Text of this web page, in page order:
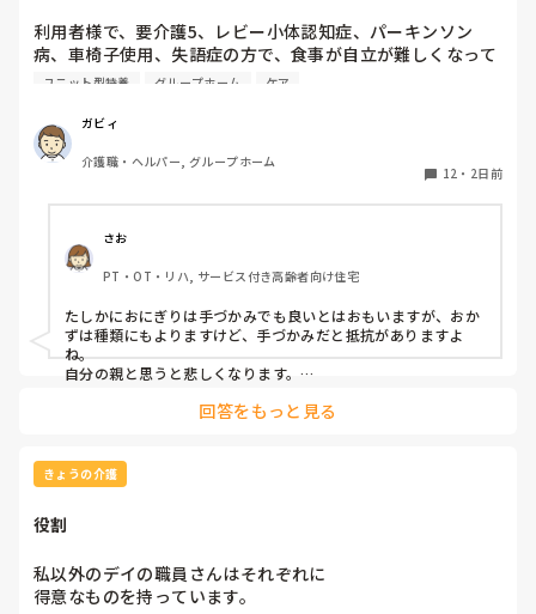
利用者様で、要介護5、レビー小体認知症、パーキンソン
病、車椅子使用、失語症の方で、食事が自立が難しくなって
来ました。ご飯を、おにぎりにして、ご自分で手づかみで食
す。食べられる時とスプーンを使っても難しい時がありま
す。おかずも、おにぎり同様、手づかみでたべてもらってる
時があるのですが、難しい時は、職員が介助しています。ご
かずの手づかみは、どうかなと思うのですが、皆さんはどう
思われますか？私は、自分の母親が手づかみで食べてるのを
見たら、悲しくなります…職員さん、介助して下さいと思っ
てしまいます…
ユニット型特養 グループホーム ケア
ガビィ
介護職・ヘルパー, グループホーム
12 ・ 2日前
さお
PT・OT・リハ, サービス付き高齢者向け住宅
たしかにおにぎりは手づかみでも良いとはおもいますが、おか
ずは種類にもよりますけど、手づかみだと抵抗がありますよ
ね。
自分の親と思うと悲しくなります。
どうなんでしょうか？とろみつけてたりするのを手づかみは抵
回答をもっと見る
きょうの介護
役割
私以外のデイの職員さんはそれぞれに
得意なものを持っています。